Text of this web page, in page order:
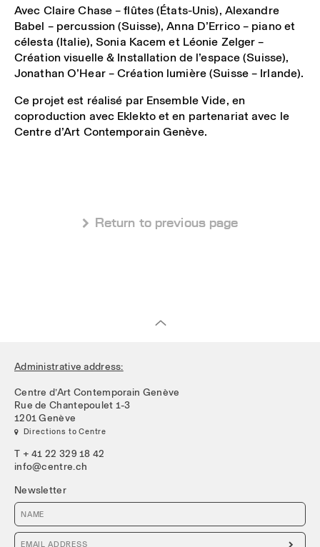
Avec Claire Chase – flûtes (États-Unis), Alexandre
Babel – percussion (Suisse), Anna D’Errico – piano et
célesta (Italie), Sonia Kacem et Léonie Zelger –
Création visuelle & Installation de l’espace (Suisse),
Jonathan O’Hear – Création lumière (Suisse – Irlande).
Ce projet est réalisé par Ensemble Vide, en
coproduction avec Eklekto et en partenariat avec le
Centre d’Art Contemporain Genève.
 Return to previous page
Administrative address:
Centre d’Art Contemporain Genève
Rue de Chantepoulet 1-3
1201 Genève
 Directions to Centre
T + 41 22 329 18 42
info@centre.ch
Newsletter
